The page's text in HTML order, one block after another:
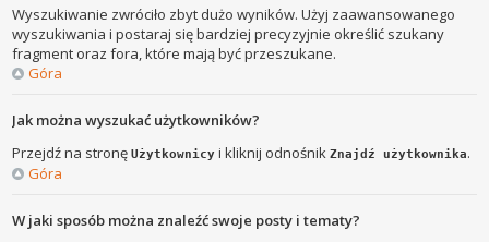
Wyszukiwanie zwróciło zbyt dużo wyników. Użyj zaawansowanego
wyszukiwania i postaraj się bardziej precyzyjnie określić szukany
fragment oraz fora, które mają być przeszukane.
Góra
Jak można wyszukać użytkowników?
Przejdź na stronęUżytkownicy i kliknij odnośnikZnajdź użytkownika.
Góra
W jaki sposób można znaleźć swoje posty i tematy?